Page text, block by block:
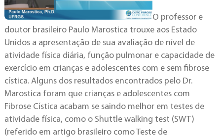
O professor e
doutor brasileiro Paulo Marostica trouxe aos Estado
Unidos a apresentação de sua avaliação de nível de
atividade física diária, função pulmonar e capacidade de
exercício em crianças e adolescentes com e sem fibrose
cística. Alguns dos resultados encontrados pelo Dr.
Marostica foram que crianças e adolescentes com
Fibrose Cística acabam se saindo melhor em testes de
atividade física, como o Shuttle walking test (SWT)
(referido em artigo brasileiro como Teste de